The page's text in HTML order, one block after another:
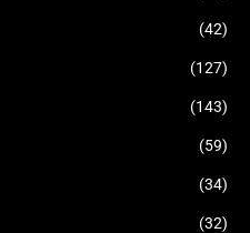
(42)
(127)
(143)
(59)
(34)
(32)